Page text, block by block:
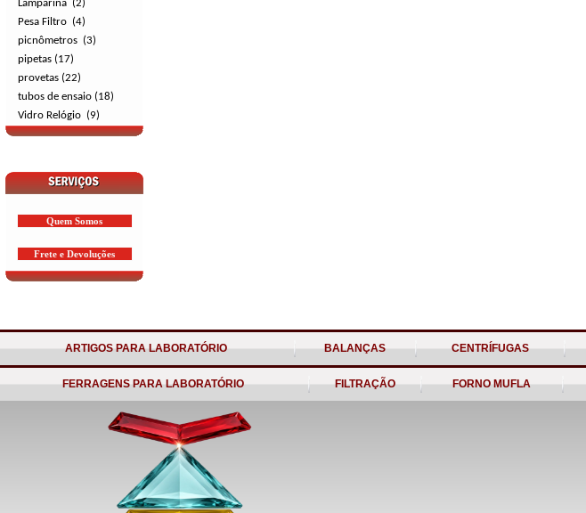
Lamparina (2)
Pesa Filtro (4)
picnômetros (3)
pipetas (17)
provetas (22)
tubos de ensaio (18)
Vidro Relógio (9)
Quem Somos
Frete e Devoluções
ARTIGOS PARA LABORATÓRIO BALANÇAS CENTRÍFUGAS
FERRAGENS PARA LABORATÓRIO FILTRAÇÃO FORNO MUFLA